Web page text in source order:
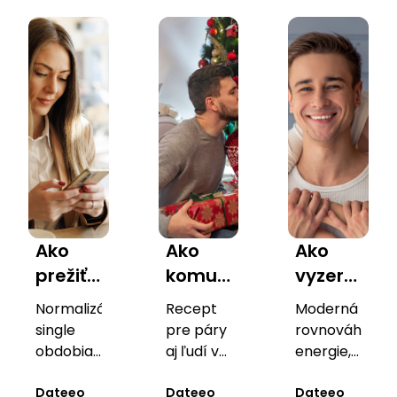
čo
neznášajú
gýč
nátlaku.
spolu
krátko
rodín.
gestami.
Ako
prežiť
sviatky
single
- a
Normalizácia
single
obdobia,
Dateeo
Ako
komunikovať
sviatočné
očakávania
bez
Recept
pre páry
aj ľudí v
Dateeo
Ako
vyzerá
“soft
& soft
Moderná
rovnováha
energie,
Dateeo